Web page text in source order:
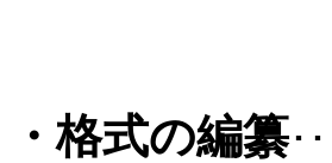
・格式の編纂･